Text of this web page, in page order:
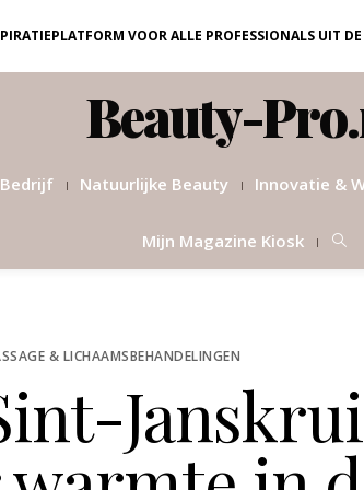
VOOR ALLE PROFESSIONALS UIT
Beauty-
Natuurlijke Beauty Innovatie &
Mijn Magazine Kiosk
& LICHAAMSBEHANDELINGEN